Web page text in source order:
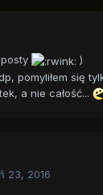
)
pomyliłem się
a nie całość...
23, 2016